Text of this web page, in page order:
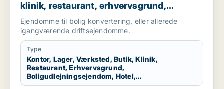
klinik, restaurant, erhvervsgrund,
boligudlejningsejendom, hotel,
produktionslokaler eller garage til salg i
Nordsjælland
Ejendomme til bolig konvertering, eller allerede
igangværende driftsejendomme.
Type
Kontor, Lager, Værksted, Butik, Klinik,
Restaurant, Erhvervsgrund,
Boligudlejningsejendom, Hotel,
Produktionslokaler, Garage